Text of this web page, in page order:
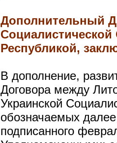
Дополнительный
Республикой,
В дополнение,
Договора между
Украинской
обозначаемых
подписанного